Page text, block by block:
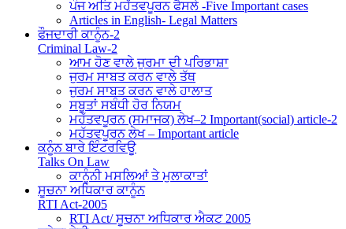
ਪੰਜ ਅਤਿ ਮਹੱਤਵਪੂਰਨ ਫੈਸਲੇ -Five Important cases
Articles in English- Legal Matters
ਫੌਜਦਾਰੀ ਕਾਨੂੰਨ-2
Criminal Law-2
ਆਮ ਹੋਣ ਵਾਲੇ ਜੁਰਮਾ ਦੀ ਪਰਿਭਾਸ਼ਾ
ਜੁਰਮ ਸਾਬਤ ਕਰਨ ਵਾਲੇ ਤੱਥ
ਜੁਰਮ ਸਾਬਤ ਕਰਨ ਵਾਲੇ ਹਾਲਾਤ
ਸਬੂਤਾਂ ਸਬੰਧੀ ਹੋਰ ਨਿਯਮ
ਮਹੱਤਵਪੂਰਨ (ਸਮਾਜਕ) ਲੇਖ–2 Important(social) article-2
ਮਹੱਤਵਪੂਰਨ ਲੇਖ – Important article
ਕਨੂੰਨ ਬਾਰੇ ਇੰਟਰਵਿਊ
Talks On Law
ਕਾਨੂੰਨੀ ਮਸਲਿਆਂ ਤੇ ਮੁਲਾਕਾਤਾਂ
ਸੂਚਨਾ ਅਧਿਕਾਰ ਕਾਨੂੰਨ
RTI Act-2005
RTI Act/ ਸੂਚਨਾ ਅਧਿਕਾਰ ਐਕਟ 2005